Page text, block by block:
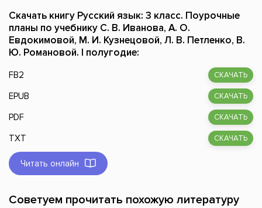
Скачать книгу Русский язык: 3 класс. Поурочные
планы по учебнику С. В. Иванова, А. О.
Евдокимовой, М. И. Кузнецовой, Л. В. Петленко, В.
Ю. Романовой. I полугодие:
FB2 СКАЧАТЬ
EPUB СКАЧАТЬ
PDF СКАЧАТЬ
TXT СКАЧАТЬ
Читать онлайн
Советуем прочитать похожую литературу